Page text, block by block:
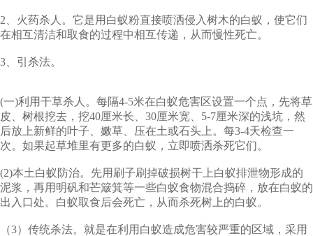
2、火药杀人。它是用白蚁粉直接喷洒侵入树木的白蚁，使它们
在相互清洁和取食的过程中相互传递，从而慢性死亡。
3、引杀法。
(一)利用干草杀人。每隔4-5米在白蚁危害区设置一个点，先将草
皮、树根挖去，挖40厘米长、30厘米宽、5-7厘米深的浅坑，然
后放上新鲜的叶子、嫩草、压在土或石头上。每3-4天检查一
次。如果起草堆里有更多的白蚁，立即喷洒杀死它们。
(2)本土白蚁防治。先用刷子刷掉破损树干上白蚁排泄物形成的
泥浆，再用明矾和芒簸箕等一些白蚁食物混合捣碎，放在白蚁的
出入口处。白蚁取食后会死亡，从而杀死树上的白蚁。
（3）传统杀法。就是在利用白蚁造成危害较严重的区域，采用